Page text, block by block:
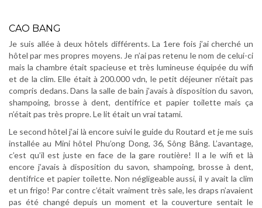
CAO BANG
Je suis allée à deux hôtels différents. La 1ere fois j’ai cherché un
hôtel par mes propres moyens. Je n’ai pas retenu le nom de celui-ci
mais la chambre était spacieuse et très lumineuse équipée du wifi
et de la clim. Elle était à 200.000 vdn, le petit déjeuner n’était pas
compris dedans. Dans la salle de bain j’avais à disposition du savon,
shampoing, brosse à dent, dentifrice et papier toilette mais ça
n’était pas très propre. Le lit était un vrai tatami.
Le second hôtel j’ai là encore suivi le guide du Routard et je me suis
installée au Mini hôtel Phu’ong Dong, 36, Sông Bâng. L’avantage,
c’est qu’il est juste en face de la gare routière! Il a le wifi et là
encore j’avais à disposition du savon, shampoing, brosse à dent,
dentifrice et papier toilette. Non négligeable aussi, il y avait la clim
et un frigo! Par contre c’était vraiment très sale, les draps n’avaient
pas été changé depuis un moment et la couverture sentait le